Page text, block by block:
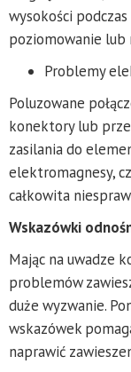
wysokości
poziomowanie lub
Problemy
Poluzowane
konektory lub
zasilania do
elektromagnesy,
całkowita
Wskazówki
Mając na uwadze
problemów
duże wyzwanie.
wskazówek
naprawić